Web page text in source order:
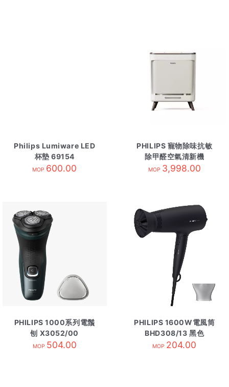
Philips Lumiware LED
杯墊 69154
MOP 600.00
PHILIPS 寵物除味抗敏
除甲醛空氣清新機
AC3681/10
MOP 3,998.00
PHILIPS 1000系列電鬚
刨 X3052/00
MOP 504.00
PHILIPS 1600W電風筒
BHD308/13 黑色
MOP 204.00